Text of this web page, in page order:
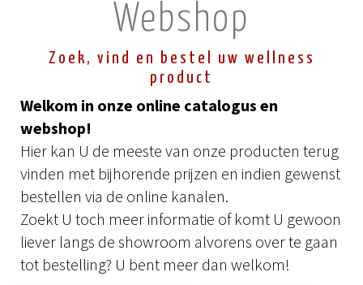
Webshop
Zoek, vind en bestel uw wellness
product
Welkom in onze online catalogus en
webshop!
Hier kan U de meeste van onze producten terug
vinden met bijhorende prijzen en indien gewenst
bestellen via de online kanalen.
Zoekt U toch meer informatie of komt U gewoon
liever langs de showroom alvorens over te gaan
tot bestelling? U bent meer dan welkom!